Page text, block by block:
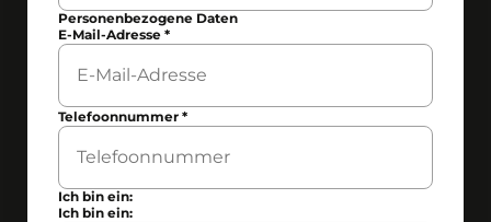
Personenbezogene Daten
E-Mail-Adresse*
Telefoonnummer*
Ich bin ein:
Ich bin ein: